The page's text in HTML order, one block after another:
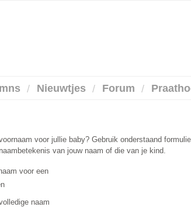
Nieuwtjes Forum
voor jullie baby? Gebruik onderstaand
van jouw naam of die van je kind.
voor een
naam